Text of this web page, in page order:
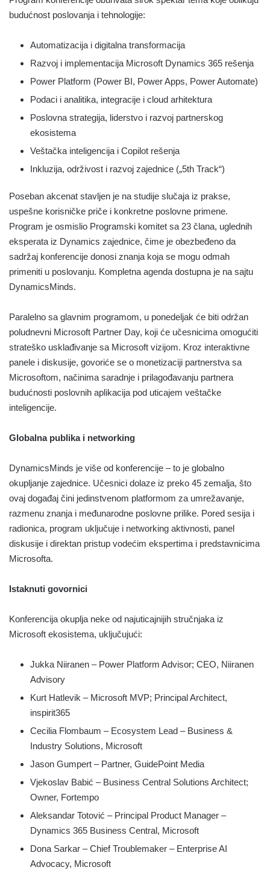
budućnost poslovanja i tehnologije:
Automatizacija i digitalna transformacija
Razvoj i implementacija Microsoft Dynamics 365 rešenja
Power Platform (Power BI, Power Apps, Power Automate)
Podaci i analitika, integracije i cloud arhitektura
Poslovna strategija, liderstvo i razvoj partnerskog
ekosistema
Veštačka inteligencija i Copilot rešenja
Inkluzija, održivost i razvoj zajednice („5th Track“)
Poseban akcenat stavljen je na studije slučaja iz prakse,
uspešne korisničke priče i konkretne poslovne primene.
Program je osmislio Programski komitet sa 23 člana, uglednih
eksperata iz Dynamics zajednice, čime je obezbeđeno da
sadržaj konferencije donosi znanja koja se mogu odmah
primeniti u poslovanju. Kompletna agenda dostupna je na sajtu
DynamicsMinds.
Paralelno sa glavnim programom, u ponedeljak će biti održan
poludnevni Microsoft Partner Day, koji će učesnicima omogućiti
strateško usklađivanje sa Microsoft vizijom. Kroz interaktivne
panele i diskusije, govoriće se o monetizaciji partnerstva sa
Microsoftom, načinima saradnje i prilagođavanju partnera
budućnosti poslovnih aplikacija pod uticajem veštačke
inteligencije.
Globalna publika i networking
DynamicsMinds je više od konferencije – to je globalno
okupljanje zajednice. Učesnici dolaze iz preko 45 zemalja, što
ovaj događaj čini jedinstvenom platformom za umrežavanje,
razmenu znanja i međunarodne poslovne prilike. Pored sesija i
radionica, program uključuje i networking aktivnosti, panel
diskusije i direktan pristup vodećim ekspertima i predstavnicima
Microsofta.
Istaknuti govornici
Konferencija okuplja neke od najuticajnijih stručnjaka iz
Microsoft ekosistema, uključujući:
Jukka Niiranen – Power Platform Advisor; CEO, Niiranen
Advisory
Kurt Hatlevik – Microsoft MVP; Principal Architect,
inspirit365
Cecilia Flombaum – Ecosystem Lead – Business &
Industry Solutions, Microsoft
Jason Gumpert – Partner, GuidePoint Media
Vjekoslav Babić – Business Central Solutions Architect;
Owner, Fortempo
Aleksandar Totović – Principal Product Manager –
Dynamics 365 Business Central, Microsoft
Dona Sarkar – Chief Troublemaker – Enterprise AI
Advocacy, Microsoft